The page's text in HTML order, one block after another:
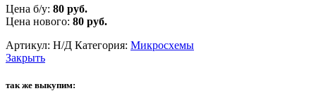
Цена б/у: 80 руб.
Цена нового: 80 руб.
Артикул: Н/Д Категория: Микросхемы
Закрыть
так же выкупим: